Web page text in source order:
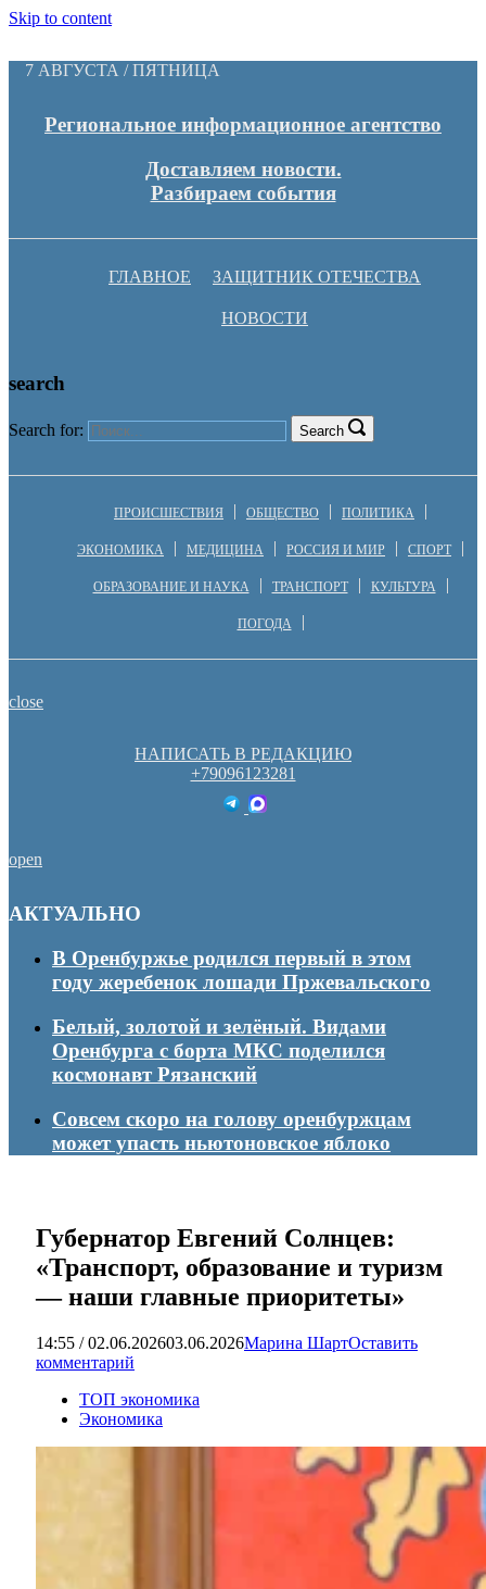
Skip to content
7 АВГУСТА / ПЯТНИЦА
Региональное информационное агентство
Доставляем новости.
Разбираем события
ГЛАВНОЕ ЗАЩИТНИК ОТЕЧЕСТВА
НОВОСТИ
search
Search for: Search
ПРОИСШЕСТВИЯ ОБЩЕСТВО ПОЛИТИКА
ЭКОНОМИКА МЕДИЦИНА РОССИЯ И МИР СПОРТ
ОБРАЗОВАНИЕ И НАУКА ТРАНСПОРТ КУЛЬТУРА
ПОГОДА
close
НАПИСАТЬ В РЕДАКЦИЮ
+79096123281
open
АКТУАЛЬНО
В Оренбуржье родился первый в этом
году жеребенок лошади Пржевальского
Белый, золотой и зелёный. Видами
Оренбурга с борта МКС поделился
космонавт Рязанский
Совсем скоро на голову оренбуржцам
может упасть ньютоновское яблоко
Губернатор Евгений Солнцев:
«Транспорт, образование и туризм
— наши главные приоритеты»
14:55 / 02.06.202603.06.2026Марина ШартОставить
комментарий
ТОП экономика
Экономика